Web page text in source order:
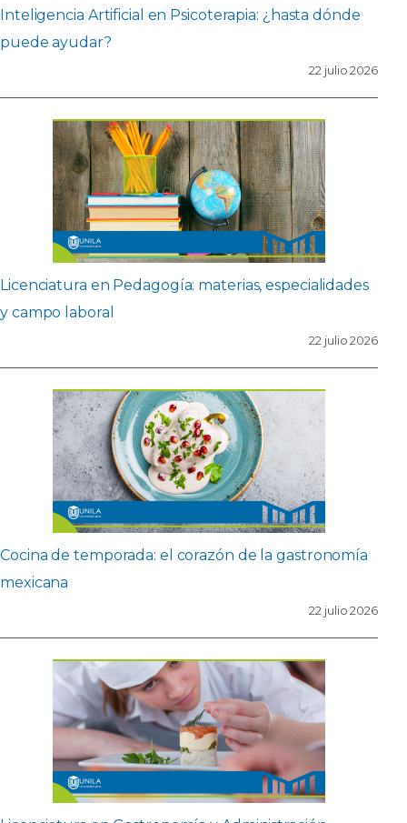
Inteligencia Artificial en Psicoterapia: ¿hasta dónde
puede ayudar?
22 julio 2026
Licenciatura en Pedagogía: materias, especialidades
y campo laboral
22 julio 2026
Cocina de temporada: el corazón de la gastronomía
mexicana
22 julio 2026